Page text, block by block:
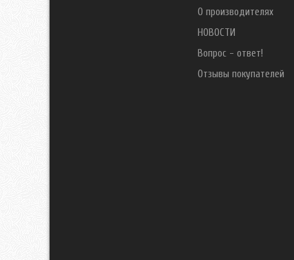
О производителях
НОВОСТИ
Вопрос - ответ!
Отзывы покупателей